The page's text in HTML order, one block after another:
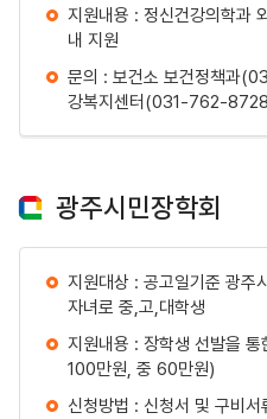
지원내용 : 정신건강의학과
내 지원
문의 : 보건소 보건정책과
강복지센터(031-762-
광주시민장학회
지원대상 : 공고일기준 광주
자녀로 중,고,대학생
지원내용 : 장학생 선발을
100만원, 중 60만원)
신청방법 : 신청서 및 구비